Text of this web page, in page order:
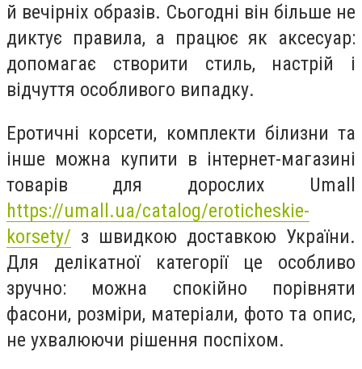
й вечірніх образів. Сьогодні він більше не
диктує правила, а працює як аксесуар:
допомагає створити стиль, настрій і
відчуття особливого випадку.
Еротичні корсети, комплекти білизни та
інше можна купити в інтернет-магазині
товарів для дорослих Umall
https://umall.ua/catalog/eroticheskie-
korsety/ з швидкою доставкою України.
Для делікатної категорії це особливо
зручно: можна спокійно порівняти
фасони, розміри, матеріали, фото та опис,
не ухвалюючи рішення поспіхом.